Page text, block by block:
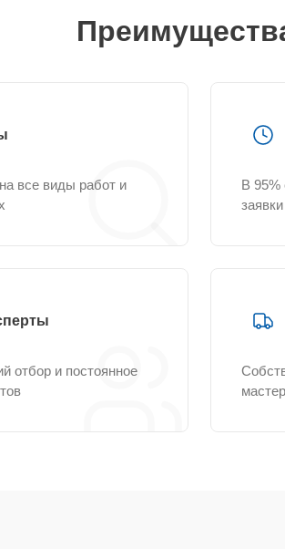
все виды работ и
В 95%
отбор и постоянное